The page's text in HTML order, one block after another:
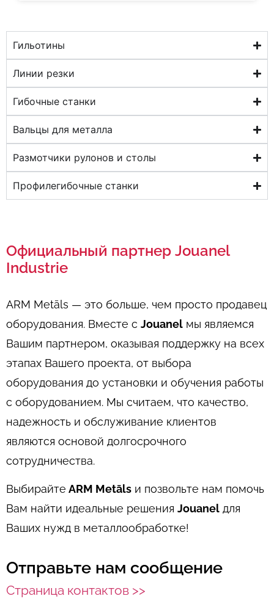
Гильотины
Линии резки
Гибочные станки
Вальцы для металла
Размотчики рулонов и столы
Профилегибочные станки
Официальный партнер Jouanel
Industrie
ARM Metāls — это больше, чем просто продавец
оборудования. Вместе с Jouanel мы являемся
Вашим партнером, оказывая поддержку на всех
этапах Вашего проекта, от выбора
оборудования до установки и обучения работы
с оборудованием. Мы считаем, что качество,
надежность и обслуживание клиентов
являются основой долгосрочного
сотрудничества.
Выбирайте ARM Metāls и позвольте нам помочь
Вам найти идеальные решения Jouanel для
Ваших нужд в металлообработке!
Отправьте нам сообщение
Страница контактов >>